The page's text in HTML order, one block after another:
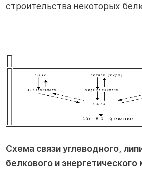
строительства некоторых
Схема связи углеводного,
белкового и